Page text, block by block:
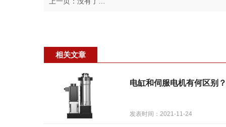
相关文章
电缸和伺服电机有何区别？
发表时间：2021-11-24